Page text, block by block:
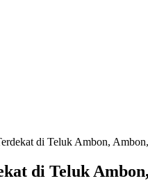
di Teluk Ambon,
di Teluk